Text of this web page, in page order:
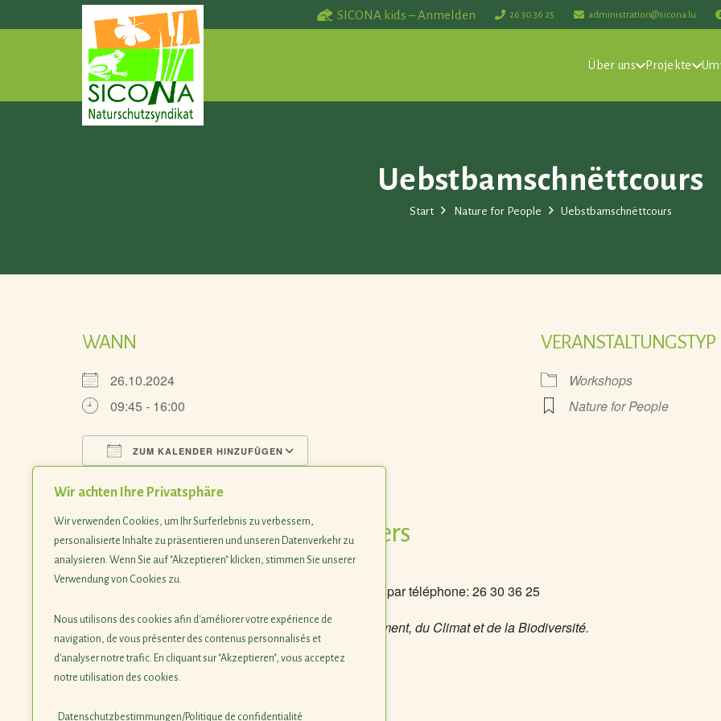
Wir achten Ihre Privatsphäre
Wir verwenden Cookies, um Ihr Surferlebnis zu verbessern,
personalisierte Inhalte zu präsentieren und unseren Datenverkehr zu
analysieren. Wenn Sie auf "Akzeptieren" klicken, stimmen Sie unserer
Verwendung von Cookies zu.
Nous utilisons des cookies afin d'améliorer votre expérience de
navigation, de vous présenter des contenus personnalisés et
d'analyser notre trafic. En cliquant sur "Akzeptieren", vous acceptez
notre utilisation des cookies.
Datenschutzbestimmungen/Politique de confidentialité
SICONA kids – Anmelden 26 30 36 25 administration@sicona.lu
Über uns Projekte
Uebstbamschnëttcours
Start Nature for People Uebstbamschnëttcours
WANN
26.10.2024
09:45 - 16:00
ZUM KALENDER HINZUFÜGEN
VERANSTALTUNGSTYP
Workshops
Nature for People
Cours de taille d’arbres fruitiers
Lieu: Centre culturel, Colmar-Berg
Inscriptions
ou par téléphone: 26 30 36 25
Ce projet est soutenu par le ministère de l’Environnement, du Climat et de la Biodiversité.